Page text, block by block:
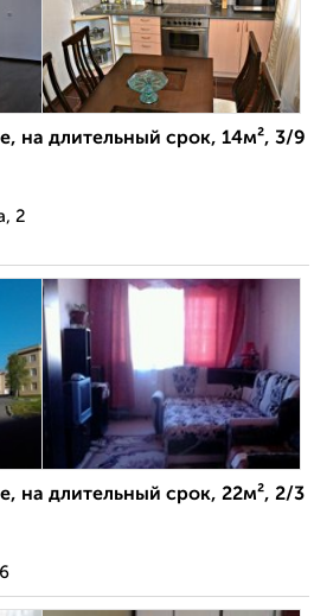
на длительный срок, 14м², 3/9
2
на длительный срок, 22м², 2/3